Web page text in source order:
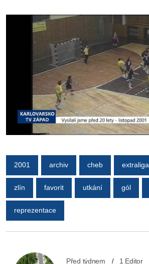
2001 archiv cheb extraliga
zlín favorit utkání gól
reprezentace
Před týdnem 1 Editor